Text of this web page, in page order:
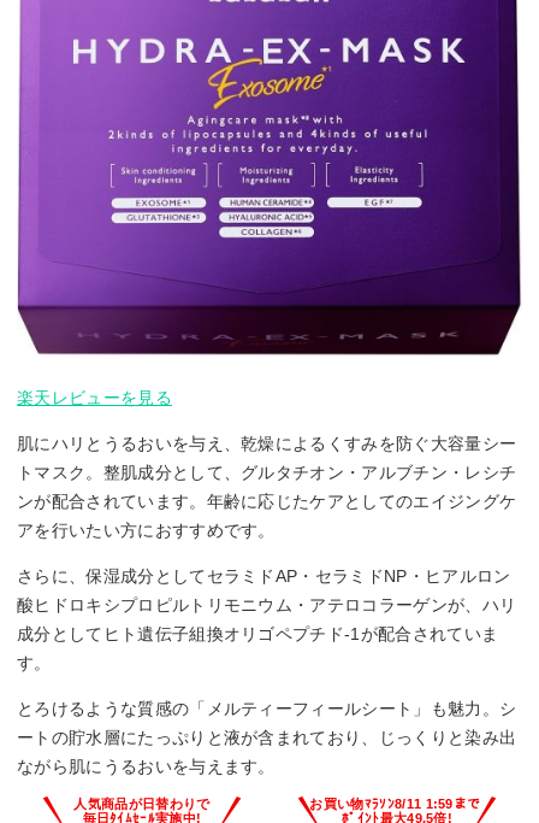
楽天レビューを見る
肌にハリとうるおいを与え、乾燥によるくすみを防ぐ大容量シー
トマスク。整肌成分として、グルタチオン・アルブチン・レシチ
ンが配合されています。年齢に応じたケアとしてのエイジングケ
アを行いたい方におすすめです。
さらに、保湿成分としてセラミドAP・セラミドNP・ヒアルロン
酸ヒドロキシプロピルトリモニウム・アテロコラーゲンが、ハリ
成分としてヒト遺伝子組換オリゴペプチド-1が配合されていま
す。
とろけるような質感の「メルティーフィールシート」も魅力。シ
ートの貯水層にたっぷりと液が含まれており、じっくりと染み出
ながら肌にうるおいを与えます。